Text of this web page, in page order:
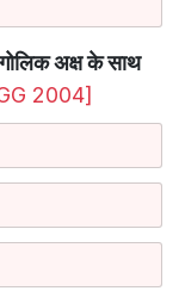
अक्ष के साथ
2004]